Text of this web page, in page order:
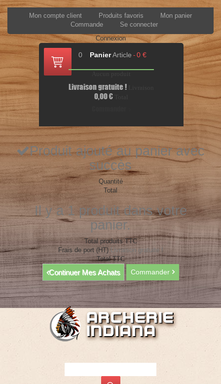
Mon compte client Produits favoris
Mon panier
Commande
Se connecter
Connexion
Panier
0 Article - 0 €
Livraison gratuite !
0,00 €
Produit ajouté au panier avec
succès
Quantité
Total
Il y a 1 produit dans votre
panier.
Total produits TTC
Frais de port (HT) Livraison gratuite !
Total TTC
Continuer Mes Achats Commander